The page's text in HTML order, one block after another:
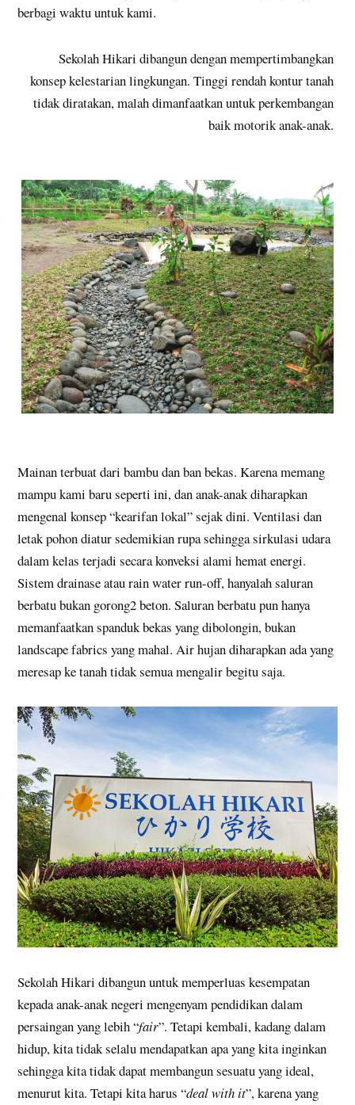
berbagi waktu untuk kami.
Sekolah Hikari dibangun dengan mempertimbangkan
konsep kelestarian lingkungan. Tinggi rendah kontur tanah
tidak diratakan, malah dimanfaatkan untuk perkembangan
baik motorik anak-anak.
Mainan terbuat dari bambu dan ban bekas. Karena memang
mampu kami baru seperti ini, dan anak-anak diharapkan
mengenal konsep “kearifan lokal” sejak dini. Ventilasi dan
letak pohon diatur sedemikian rupa sehingga sirkulasi udara
dalam kelas terjadi secara konveksi alami hemat energi.
Sistem drainase atau rain water run-off, hanyalah saluran
berbatu bukan gorong2 beton. Saluran berbatu pun hanya
memanfaatkan spanduk bekas yang dibolongin, bukan
landscape fabrics yang mahal. Air hujan diharapkan ada yang
meresap ke tanah tidak semua mengalir begitu saja.
Sekolah Hikari dibangun untuk memperluas kesempatan
kepada anak-anak negeri mengenyam pendidikan dalam
persaingan yang lebih “fair”. Tetapi kembali, kadang dalam
hidup, kita tidak selalu mendapatkan apa yang kita inginkan
sehingga kita tidak dapat membangun sesuatu yang ideal,
menurut kita. Tetapi kita harus “deal with it”, karena yang